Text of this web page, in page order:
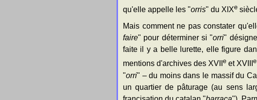
qu'elle appelle les "orris" du XIXe
Mais comment ne pas constater
faire" pour déterminer si "orri"
faite il y a belle lurette, elle figure
mentions d'archives des XVII e et XVIII e
"orri" – du moins dans le massif du
un quartier de pâturage (au sens